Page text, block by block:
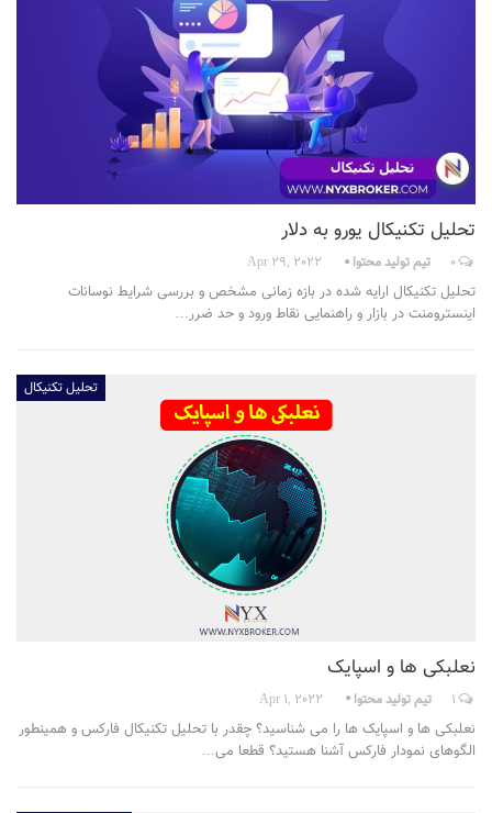
تحلیل تکنیکال یورو به دلار
تیم تولید محتوا Apr 29, 2022
تحلیل تکنیکال ارايه شده در بازه زمانی مشخص و بررسی شرایط نوسانات
اینسترومنت در بازار و راهنمایی نقاط ورود و حد ضرر…
تحلیل تکنیکال
نعلبکی ها و اسپایک
تیم تولید محتوا Apr 1, 2022
نعلبکی ها و اسپایک ها را می شناسید؟ چقدر با تحلیل تکنیکال فارکس و همینطور
الگوهای نمودار فارکس آشنا هستید؟ قطعا می…